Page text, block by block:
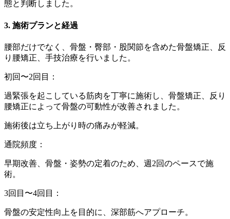
態と判断しました。
3. 施術プランと経過
腰部だけでなく、骨盤・臀部・股関節を含めた骨盤矯正、反
り腰矯正、手技治療を行いました。
初回〜2回目：
過緊張を起こしている筋肉を丁寧に施術し、骨盤矯正、反り
腰矯正によって骨盤の可動性が改善されました。
施術後は立ち上がり時の痛みが軽減。
通院頻度：
早期改善、骨盤・姿勢の定着のため、週2回のペースで施
術。
3回目〜4回目：
骨盤の安定性向上を目的に、深部筋へアプローチ。